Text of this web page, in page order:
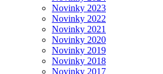
Novinky 2023
Novinky 2022
Novinky 2021
Novinky 2020
Novinky 2019
Novinky 2018
Novinky 2017